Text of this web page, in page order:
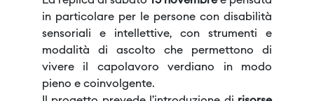
in particolare per le persone con disabilità
sensoriali e intellettive, con strumenti e
modalità di ascolto che permettono di
vivere il capolavoro verdiano in modo
pieno e coinvolgente.